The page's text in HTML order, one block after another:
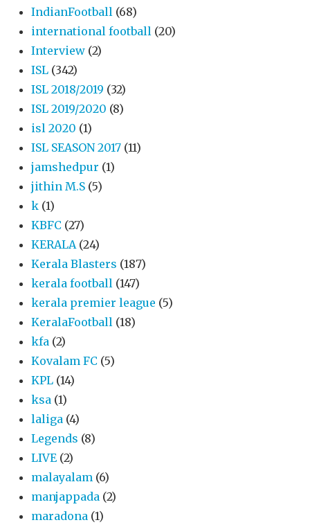
IndianFootball (68)
international football (20)
Interview (2)
ISL (342)
ISL 2018/2019 (32)
ISL 2019/2020 (8)
isl 2020 (1)
ISL SEASON 2017 (11)
jamshedpur (1)
jithin M.S (5)
k (1)
KBFC (27)
KERALA (24)
Kerala Blasters (187)
kerala football (147)
kerala premier league (5)
KeralaFootball (18)
kfa (2)
Kovalam FC (5)
KPL (14)
ksa (1)
laliga (4)
Legends (8)
LIVE (2)
malayalam (6)
manjappada (2)
maradona (1)